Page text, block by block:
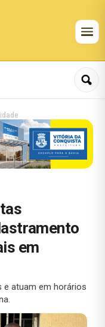
em
e atuam em horários